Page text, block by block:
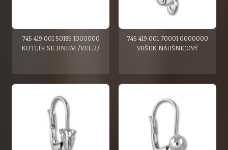
745 419 001 50185 1000000
KOTLÍK SE DNEM /VEL.2/
745 419 001 70001 0000000
VRŠEK NÁUŠNICOVÝ